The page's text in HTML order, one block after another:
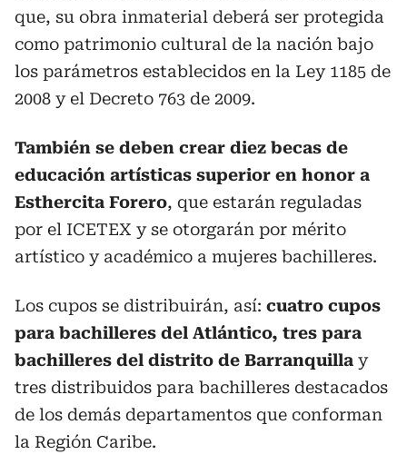
que, su obra inmaterial deberá ser protegida
como patrimonio cultural de la nación bajo
los parámetros establecidos en la Ley 1185 de
2008 y el Decreto 763 de 2009.
También se deben crear diez becas de
educación artísticas superior en honor a
Esthercita Forero, que estarán reguladas
por el ICETEX y se otorgarán por mérito
artístico y académico a mujeres bachilleres.
Los cupos se distribuirán, así: cuatro cupos
para bachilleres del Atlántico, tres para
bachilleres del distrito de Barranquilla y
tres distribuidos para bachilleres destacados
de los demás departamentos que conforman
la Región Caribe.